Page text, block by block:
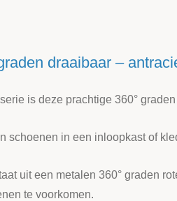
draaibaar –
is deze prachtige 360°
schoenen in een inloopkast of
uit een metalen 360° graden
te voorkomen.